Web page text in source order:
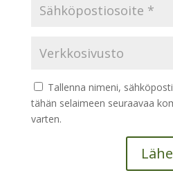
Tallenna nimeni,
tähän selaimeen seuraavaa
varten.